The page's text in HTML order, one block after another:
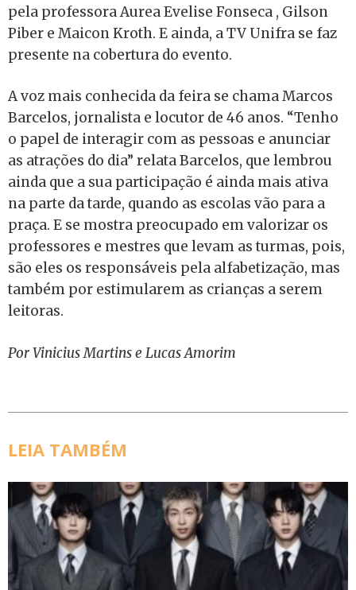
pela professora Aurea Evelise Fonseca , Gilson
Piber e Maicon Kroth. E ainda, a TV Unifra se faz
presente na cobertura do evento.
A voz mais conhecida da feira se chama Marcos
Barcelos, jornalista e locutor de 46 anos. “Tenho
o papel de interagir com as pessoas e anunciar
as atrações do dia” relata Barcelos, que lembrou
ainda que a sua participação é ainda mais ativa
na parte da tarde, quando as escolas vão para a
praça. E se mostra preocupado em valorizar os
professores e mestres que levam as turmas, pois,
são eles os responsáveis pela alfabetização, mas
também por estimularem as crianças a serem
leitoras.
Por Vinicius Martins e Lucas Amorim
LEIA TAMBÉM